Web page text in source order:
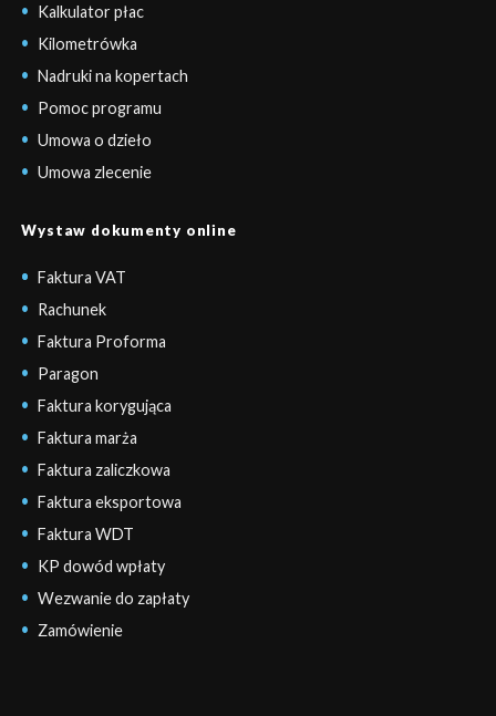
Kalkulator płac
Kilometrówka
Nadruki na kopertach
Pomoc programu
Umowa o dzieło
Umowa zlecenie
Wystaw dokumenty online
Faktura VAT
Rachunek
Faktura Proforma
Paragon
Faktura korygująca
Faktura marża
Faktura zaliczkowa
Faktura eksportowa
Faktura WDT
KP dowód wpłaty
Wezwanie do zapłaty
Zamówienie